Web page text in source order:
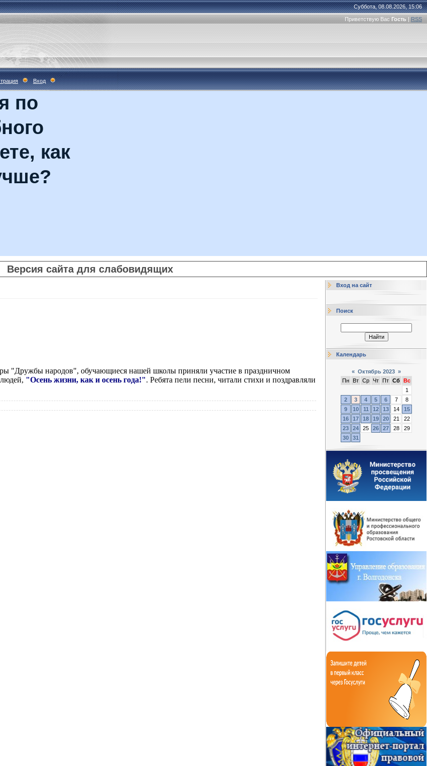
Суббота, 08.08.2026, 15:06
Приветствую Вас Гость | RSS
Вход
по
как
Версия сайта для слабовидящих
"Дружбы народов", обучающиеся нашей школы приняли участие в праздничном
"Осень жизни, как и осень года!". Ребята пели песни, читали стихи и поздравляли
Вход на сайт
Поиск
Календарь
« Октябрь 2023 »
Пн
Вт Ср Чт Пт Сб Вс
1
2
3 4 5 6 7
8
9
10 11 12 13 14
15
16
17 18 19 20 21
22
23
24 25 26 27 28
29
30
31